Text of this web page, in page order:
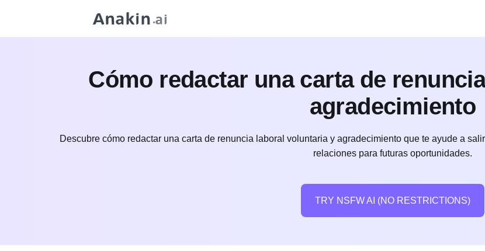
Cómo redactar una carta de
agradecimiento
Descubre cómo redactar una carta de renuncia laboral voluntaria y agradecimiento que te ayude a
relaciones para futuras oportunidades.
TRY NSFW AI (NO RESTRICTIONS)